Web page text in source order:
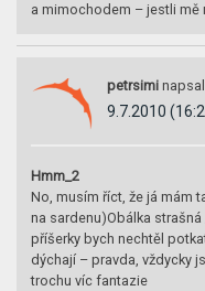
a mimochodem – jestli mě
petrsimi
9.7.2010
Hmm_2
No, musím říct, že já mám
na sardenu)Obálka
příšerky bych nechtěl
dýchají – pravda, vždycky
trochu víc fantazie